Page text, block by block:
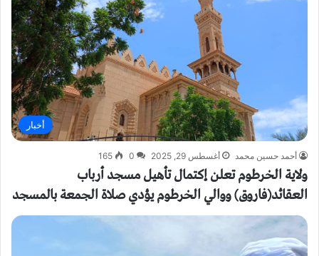
أخبار
أحمد حسين محمد أغسطس 29, 2025 0
165
ولاية الخرطوم تعلن إكتمال تأهيل مسجد أرباب
العقائد(فاروق) ووالي الخرطوم يؤدي صلاة الجمعة بالمسجد